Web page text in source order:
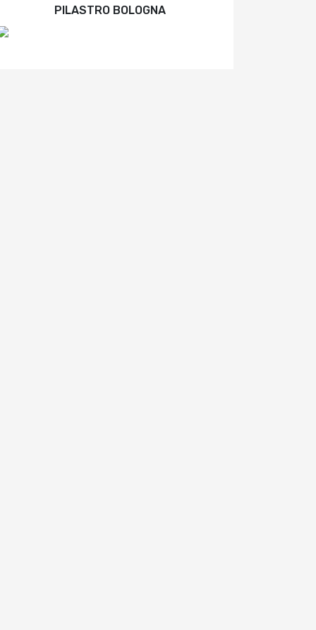
PILASTRO BOLOGNA